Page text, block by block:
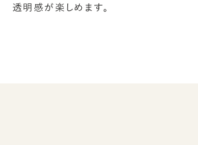
透明感が楽しめます。